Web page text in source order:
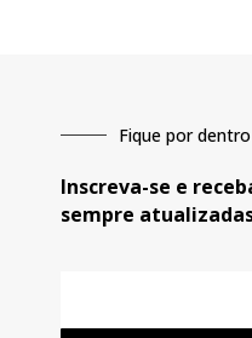
Fique por
Inscreva-se e
sempre